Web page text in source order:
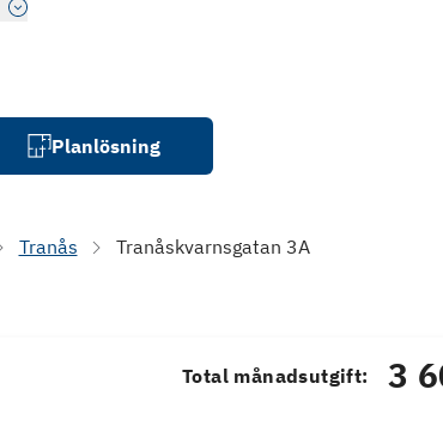
Planlösning
Tranås Tranåskvarnsgatan 3A
Total månadsutgift: 3